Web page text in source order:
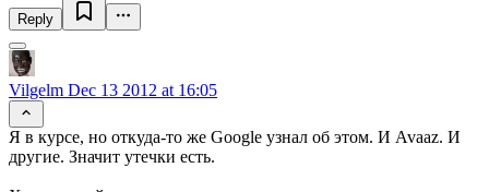
Reply
Vilgelm Dec 13 2012 at 16:05
Я в курсе, но откуда-то же Google узнал об этом. И Avaaz. И
другие. Значит утечки есть.